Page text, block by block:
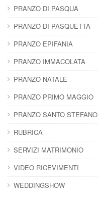
PRANZO DI PASQUA
PRANZO DI PASQUETTA
PRANZO EPIFANIA
PRANZO IMMACOLATA
PRANZO NATALE
PRANZO PRIMO MAGGIO
PRANZO SANTO STEFANO
RUBRICA
SERVIZI MATRIMONIO
VIDEO RICEVIMENTI
WEDDINGSHOW